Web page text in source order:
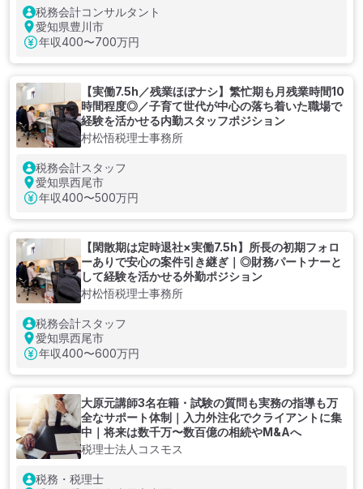
税務会計コンサルタント
愛知県豊川市
年収400〜700万円
【実働7.5h／残業ほぼナシ】繁忙期も月残業時間10
時間程度◎／子育て世代が中心の落ち着いた職場で
経験を活かせる内勤スタッフポジション
村松悟税理士事務所
税務会計スタッフ
愛知県西尾市
年収400〜500万円
【閑散期は定時退社×実働7.5h】所長の初期フォロ
ーありで安心の案件引き継ぎ｜◎財務パートナーと
して経験を活かせる外勤ポジション
村松悟税理士事務所
税務会計スタッフ
愛知県西尾市
年収400〜600万円
大原元講師3名在籍・試験の質問も実務の指導も万
全なサポート体制｜入力外注化でクライアントに集
中｜将来は数千万〜数百億の相続やM&Aへ
税理士法人コスモス
税務・税理士